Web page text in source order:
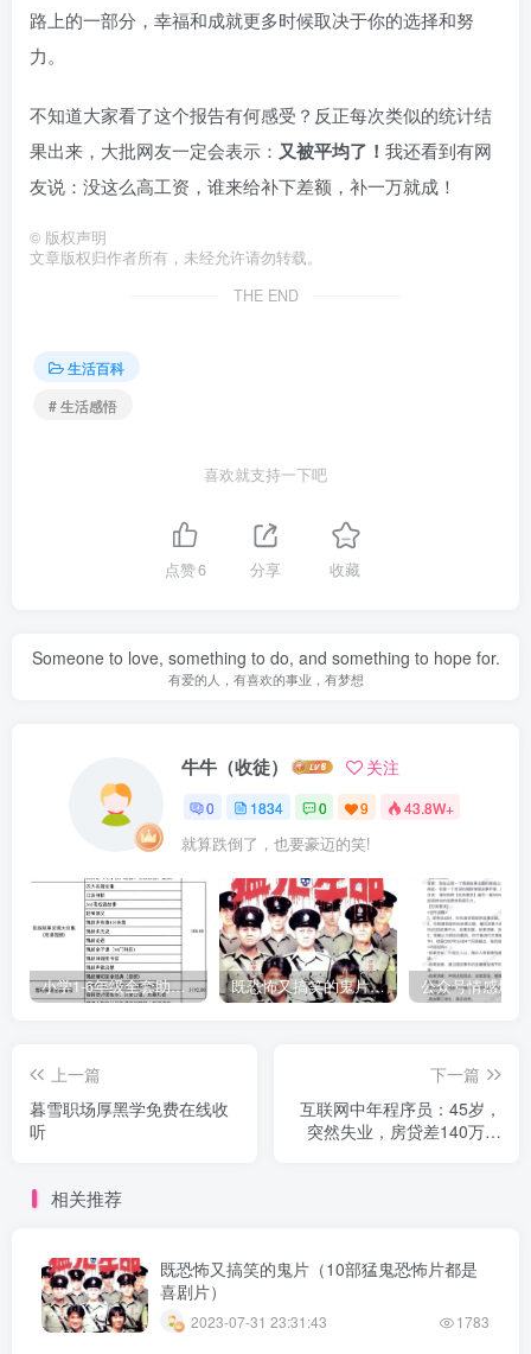
路上的一部分，幸福和成就更多时候取决于你的选择和努
力。
不知道大家看了这个报告有何感受？反正每次类似的统计结
果出来，大批网友一定会表示： 又被平均了！ 我还看到有网
友说：没这么高工资，谁来给补下差额，补一万就成！
© 版权声明
文章版权归作者所有，未经允许请勿转载。
THE END
生活百科
# 生活感悟
喜欢就支持一下吧
点赞6 分享 收藏
Someone to love, something to do, and something to hope for.
有爱的人，有喜欢的事业，有梦想
牛牛（收徒） 关注
0 1834 0 9 43.8W+
就算跌倒了，也要豪迈的笑!
小学1-6年级全套助学资源包（9000GB）(超值的精品资源-会员也需单独购买哦) 既恐怖又搞笑的鬼片（10部猛鬼恐怖片都是喜剧片）
上一篇
暮雪职场厚黑学免费在线收
听
下一篇
互联网中年程序员：45岁，
突然失业，房贷差140万，
相关推荐
既恐怖又搞笑的鬼片（10部猛鬼恐怖片都是
喜剧片）
2023-07-31 23:31:43 1783